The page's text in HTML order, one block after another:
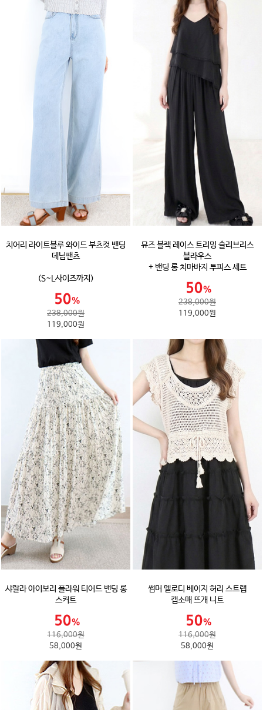
치어리 라이트블루 와이드 부츠컷 밴딩
데님팬츠
(S~L사이즈까지)
238,000원
119,000원
뮤즈 블랙 레이스 트리밍 슬리브리스
블라우스
+ 밴딩 롱 치마바지 투피스 세트
238,000원
119,000원
샤랄라 아이보리 플라워 티어드 밴딩 롱
스커트
116,000원
58,000원
썸머 멜로디 베이지 허리 스트랩
캡소매 뜨개 니트
116,000원
58,000원